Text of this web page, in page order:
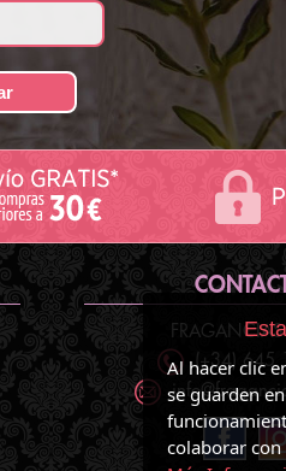
(+34) 645
Al hacer clic
se guarden
colaborar